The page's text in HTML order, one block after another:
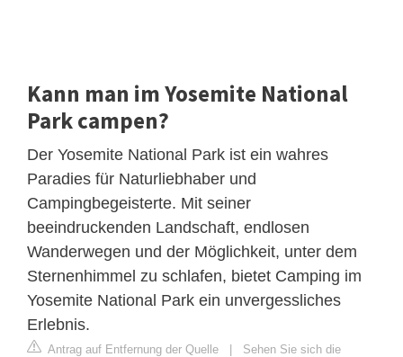
Kann man im Yosemite National
Park campen?
Der Yosemite National Park ist ein wahres
Paradies für Naturliebhaber und
Campingbegeisterte. Mit seiner
beeindruckenden Landschaft, endlosen
Wanderwegen und der Möglichkeit, unter dem
Sternenhimmel zu schlafen, bietet Camping im
Yosemite National Park ein unvergessliches
Erlebnis.
Antrag auf Entfernung der Quelle | Sehen Sie sich die